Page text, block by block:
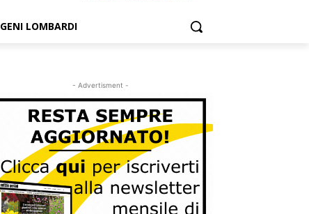
GENI LOMBARDI
- Advertisment -